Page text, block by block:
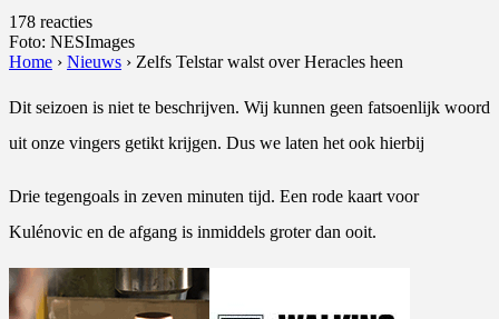
178 reacties
Foto: NESImages
Home › Nieuws › Zelfs Telstar walst over Heracles heen
Dit seizoen is niet te beschrijven. Wij kunnen geen fatsoenlijk woord
uit onze vingers getikt krijgen. Dus we laten het ook hierbij
Drie tegengoals in zeven minuten tijd. Een rode kaart voor
Kulénovic en de afgang is inmiddels groter dan ooit.